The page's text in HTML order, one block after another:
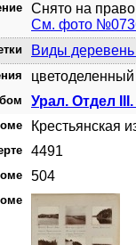
Снято на
См. фото
Виды деревень
Урал. Отдел
Крестьянская
4491
504